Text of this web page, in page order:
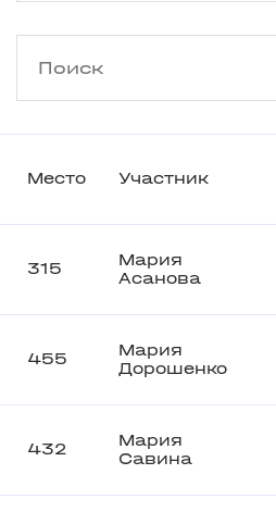
Место Участник
315
Мария
Асанова
455
Мария
Дорошенко
432
Мария
Савина